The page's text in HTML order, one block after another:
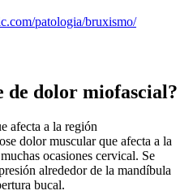
patologia/bruxismo/
de dolor miofascial?
afecta a la región
dolor muscular que afecta a la
ocasiones cervical. Se
alrededor de la mandíbula
bucal.